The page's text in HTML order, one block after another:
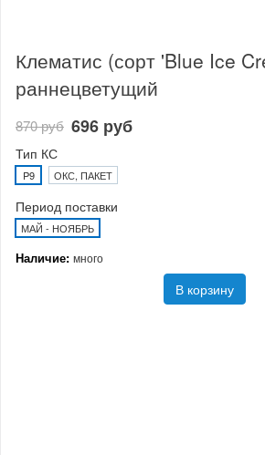
Клематис (сорт 'Blue Ice
раннецветущий
870 руб 696 руб
Тип КС
P9 ОКС, ПАКЕТ
Период поставки
МАЙ - НОЯБРЬ
Наличие: много
В корзину